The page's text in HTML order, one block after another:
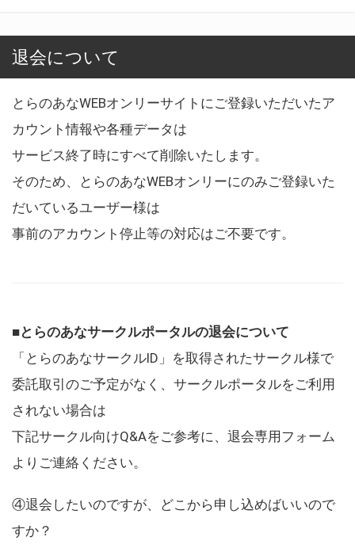
退会について
とらのあなWEBオンリーサイトにご登録いただいたア
カウント情報や各種データは
サービス終了時にすべて削除いたします。
そのため、とらのあなWEBオンリーにのみご登録いた
だいているユーザー様は
事前のアカウント停止等の対応はご不要です。
■とらのあなサークルポータルの退会について
「とらのあなサークルID」を取得されたサークル様で
委託取引のご予定がなく、サークルポータルをご利用
されない場合は
下記サークル向けQ&Aをご参考に、退会専用フォーム
よりご連絡ください。
④退会したいのですが、どこから申し込めばいいので
すか？